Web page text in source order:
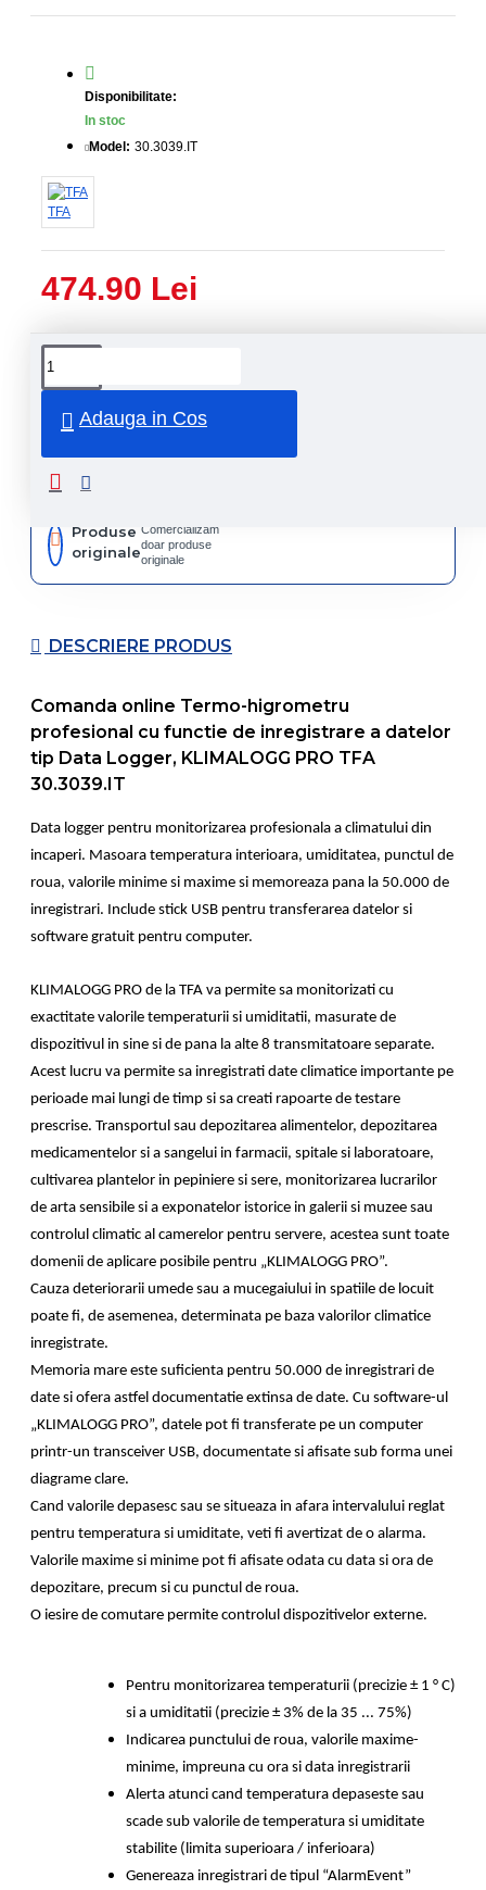
474.90 Lei
Disponibilitate:
In stoc
Model: 30.3039.IT
TFA
Adauga in Cos
curier
Produse
originale
Comercializam
doar produse
originale
DESCRIERE PRODUS
Comanda online Termo-higrometru
profesional cu functie de inregistrare a datelor
tip Data Logger, KLIMALOGG PRO TFA
30.3039.IT
Data logger pentru monitorizarea profesionala a climatului din
incaperi. Masoara temperatura interioara, umiditatea, punctul de
roua, valorile minime si maxime si memoreaza pana la 50.000 de
inregistrari. Include stick USB pentru transferarea datelor si
software gratuit pentru computer.
KLIMALOGG PRO de la TFA va permite sa monitorizati cu
exactitate valorile temperaturii si umiditatii, masurate de
dispozitivul in sine si de pana la alte 8 transmitatoare separate.
Acest lucru va permite sa inregistrati date climatice importante pe
perioade mai lungi de timp si sa creati rapoarte de testare
prescrise. Transportul sau depozitarea alimentelor, depozitarea
medicamentelor si a sangelui in farmacii, spitale si laboratoare,
cultivarea plantelor in pepiniere si sere, monitorizarea lucrarilor
de arta sensibile si a exponatelor istorice in galerii si muzee sau
controlul climatic al camerelor pentru servere, acestea sunt toate
domenii de aplicare posibile pentru „KLIMALOGG PRO”.
Cauza deteriorarii umede sau a mucegaiului in spatiile de locuit
poate fi, de asemenea, determinata pe baza valorilor climatice
inregistrate.
Memoria mare este suficienta pentru 50.000 de inregistrari de
date si ofera astfel documentatie extinsa de date. Cu software-ul
„KLIMALOGG PRO”, datele pot fi transferate pe un computer
printr-un transceiver USB, documentate si afisate sub forma unei
diagrame clare.
Cand valorile depasesc sau se situeaza in afara intervalului reglat
pentru temperatura si umiditate, veti fi avertizat de o alarma.
Valorile maxime si minime pot fi afisate odata cu data si ora de
depozitare, precum si cu punctul de roua.
O iesire de comutare permite controlul dispozitivelor externe.
Pentru monitorizarea temperaturii (precizie ± 1 ° C)
si a umiditatii (precizie ± 3% de la 35 ... 75%)
Indicarea punctului de roua, valorile maxime-
minime, impreuna cu ora si data inregistrarii
Alerta atunci cand temperatura depaseste sau
scade sub valorile de temperatura si umiditate
stabilite (limita superioara / inferioara)
Genereaza inregistrari de tipul “AlarmEvent”